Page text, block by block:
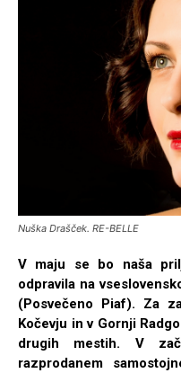
Nuška Drašček. RE-BELLE
V maju se bo naša
odpravila na
(Posvečeno Piaf). Za
Kočevju in v Gornji
drugih mestih. V
razprodanem